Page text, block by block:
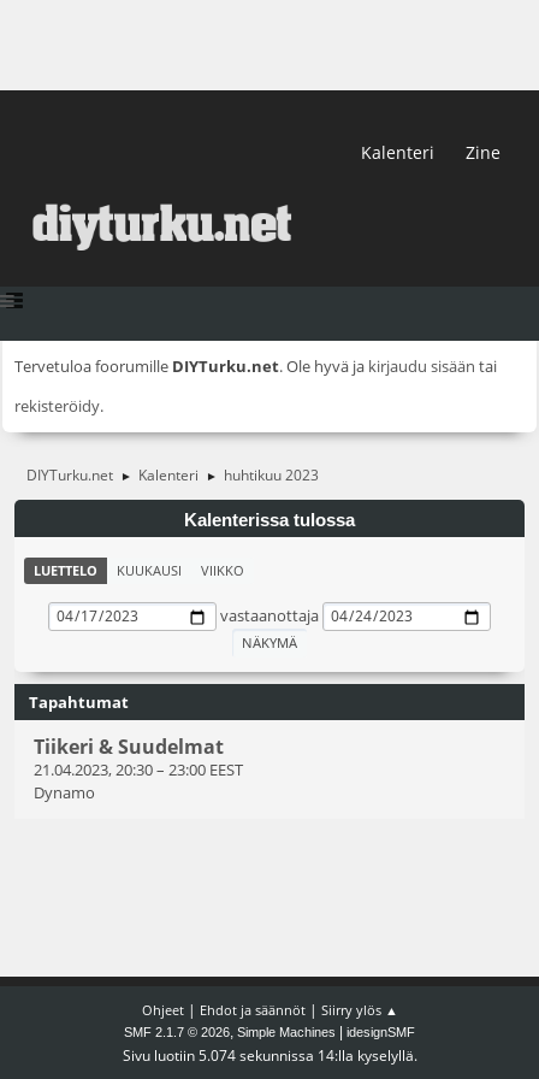
Kalenteri Zine
Tervetuloa foorumille DIYTurku.net. Ole hyvä ja kirjaudu sisään tai
rekisteröidy.
DIYTurku.net ► Kalenteri ► huhtikuu 2023
Kalenterissa tulossa
LUETTELO KUUKAUSI VIIKKO
vastaanottaja
Tapahtumat
Tiikeri & Suudelmat
21.04.2023, 20:30– 23:00 EEST
Dynamo
Ohjeet| Ehdot ja säännöt| Siirry ylös ▲
SMF 2.1.7 © 2026, Simple Machines idesignSMF
Sivu luotiin 5.074 sekunnissa 14:lla kyselyllä.